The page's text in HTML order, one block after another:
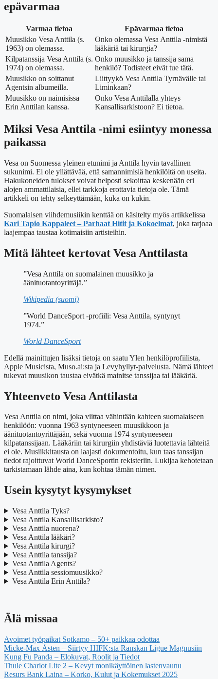
epävarmaa
Varmaa tietoa
Epävarmaa tietoa
Muusikko Vesa Anttila (s.
1963) on olemassa.
Onko olemassa Vesa Anttila -nimistä
lääkäriä tai kirurgia?
Kilpatanssija Vesa Anttila (s.
1974) on olemassa.
Onko muusikko ja tanssija sama
henkilö? Todisteet eivät tue tätä.
Muusikko on soittanut
Agentsin albumeilla.
Liittyykö Vesa Anttila Tyrnävälle tai
Liminkaan?
Muusikko on naimisissa
Erin Anttilan kanssa.
Onko Vesa Anttilalla yhteys
Kansallisarkistoon? Ei tietoa.
Miksi Vesa Anttila -nimi esiintyy monessa
paikassa
Vesa on Suomessa yleinen etunimi ja Anttila hyvin tavallinen
sukunimi. Ei ole yllättävää, että samannimisiä henkilöitä on useita.
Hakukoneiden tulokset voivat helposti sekoittaa keskenään eri
alojen ammattilaisia, ellei tarkkoja erottavia tietoja ole. Tämä
artikkeli on tehty selkeyttämään, kuka on kukin.
Suomalaisen viihdemusiikin kenttää on käsitelty myös artikkelissa
Kari Tapio Kappaleet – Parhaat Hitit ja Kokoelmat, joka tarjoaa
laajempaa taustaa kotimaisiin artisteihin.
Mitä lähteet kertovat Vesa Anttilasta
”Vesa Anttila on suomalainen muusikko ja
äänituotantoyrittäjä.”
Wikipedia (suomi)
”World DanceSport -profiili: Vesa Anttila, syntynyt
1974.”
World DanceSport
Edellä mainittujen lisäksi tietoja on saatu Ylen henkilöprofiilista,
Apple Musicista, Muso.ai:sta ja Levyhyllyt-palvelusta. Nämä lähteet
tukevat muusikon taustaa eivätkä mainitse tanssijaa tai lääkäriä.
Yhteenveto Vesa Anttilasta
Vesa Anttila on nimi, joka viittaa vähintään kahteen suomalaiseen
henkilöön: vuonna 1963 syntyneeseen muusikkoon ja
äänituotantoyrittäjään, sekä vuonna 1974 syntyneeseen
kilpatanssijaan. Lääkäriin tai kirurgiin yhdistäviä luotettavia lähteitä
ei ole. Musiikkitausta on laajasti dokumentoitu, kun taas tanssijan
tiedot rajoittuvat World DanceSportin rekisteriin. Lukijaa kehotetaan
tarkistamaan lähde aina, kun kohtaa tämän nimen.
Usein kysytyt kysymykset
Vesa Anttila Tyks?
Vesa Anttila Kansallisarkisto?
Vesa Anttila nuorena?
Vesa Anttila lääkäri?
Vesa Anttila kirurgi?
Vesa Anttila tanssija?
Vesa Anttila Agents?
Vesa Anttila sessiomuusikko?
Vesa Anttila Erin Anttila?
Älä missaa
Avoimet työpaikat Sotkamo – 50+ paikkaa odottaa
Micke-Max Åsten – Siirtyy HIFK:sta Ranskan Ligue Magnusiin
Kung Fu Panda – Elokuvat, Roolit ja Tiedot
Thule Chariot Lite 2 – Kevyt monikäyttöinen lastenvaunu
Resurs Bank Laina – Korko, Kulut ja Kokemukset 2025